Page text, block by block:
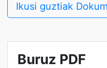
Ikusi guztiak
Buruz PDF